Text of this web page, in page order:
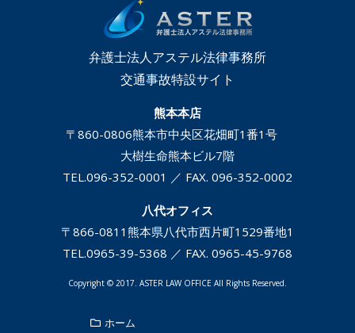
弁護士法人アステル法律事務所
交通事故特設サイト
熊本本店
〒860-0806熊本市中央区花畑町1番1号
大樹生命熊本ビル7階
TEL.096-352-0001 ／ FAX. 096-352-0002
八代オフィス
〒866-0811 熊本県八代市西片町1529番地1
TEL.0965-39-5368 ／ FAX. 0965-45-9768
Copyright © 2017. ASTER LAW OFFICE All Rights Reserved.
ホーム